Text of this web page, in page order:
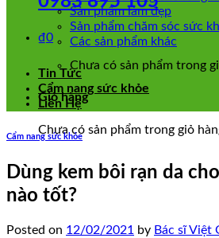
₫0
Chưa có sản phẩm trong
Giỏ hàng
Chưa có sản phẩm trong giỏ
Sản phẩm làm đẹp
Sản phẩm chăm sóc sức
Các sản phẩm khác
Tin Tức
Cẩm nang sức khỏe
Liên Hệ
Cẩm nang sức khỏe
Dùng kem bôi rạn da
nào tốt?
Posted on 12/02/2021 by Bác sĩ Việt